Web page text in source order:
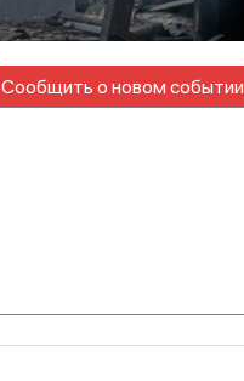
Сообщить о новом событии